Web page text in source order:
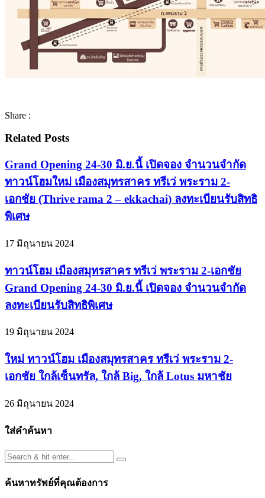
Share :
Related Posts
Grand Opening 24-30 มิ.ย.นี้ เปิดจอง จำนวนจำกัด
ทาวน์โฮมใหม่ เมืองสมุทรสาคร ทรีเว่ พระราม 2-
เอกชัย (Thrive rama 2 – ekkachai) ลงทะเบียนรับสิทธิ
พิเศษ
17 มิถุนายน 2024
ทาวน์โฮม เมืองสมุทรสาคร ทรีเว่ พระราม 2-เอกชัย
Grand Opening 24-30 มิ.ย.นี้ เปิดจอง จำนวนจำกัด
ลงทะเบียนรับสิทธิพิเศษ
19 มิถุนายน 2024
ใหม่ ทาวน์โฮม เมืองสมุทรสาคร ทรีเว่ พระราม 2-
เอกชัย ใกล้เซ็นทรัล, ใกล้ Big, ใกล้ Lotus มหาชัย
26 มิถุนายน 2024
ใส่คำค้นหา
ค้นหาทรัพย์ที่คุณต้องการ